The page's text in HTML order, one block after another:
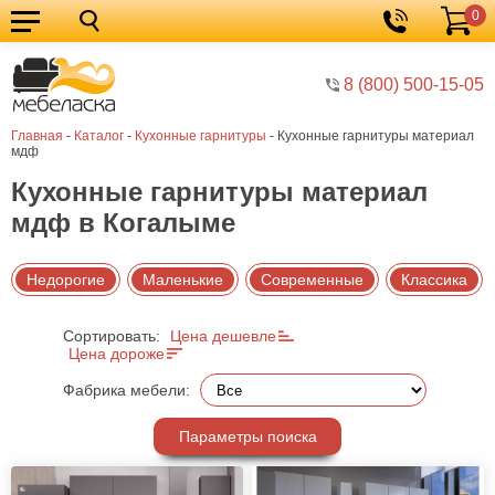
8 (800) 500-15-05
Корзина
0
Главная - Каталог - Кухонные гарнитуры - Кухонные гарнитуры материал
мдф
Кухонные
гарнитуры
Мебель
для
кухни
Мебель
для
спальни
Кровати
Шкафы
Диваны
Мягкая
мебель
Детская
мебель
Мебель
Кухонные гарнитуры материал
мдф в Когалыме
Недорогие Маленькие Современные Классика
Сортировать:
Цена дешевле
Цена дороже
Фабрика мебели:
Параметры поиска